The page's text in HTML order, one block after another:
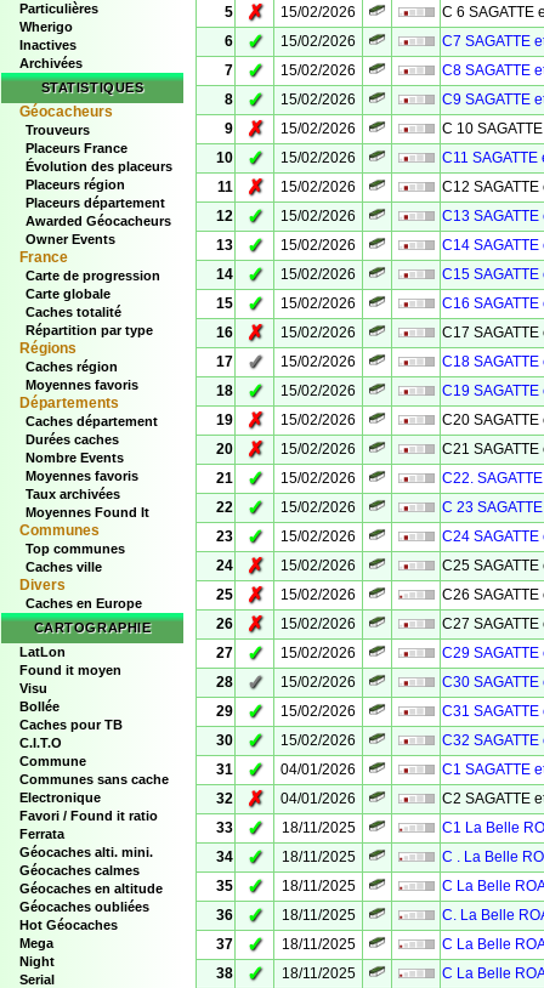
Particulières
Wherigo
Inactives
Archivées
STATISTIQUES
Géocacheurs
Trouveurs
Placeurs France
Évolution des placeurs
Placeurs région
Placeurs département
Awarded Géocacheurs
Owner Events
France
Carte de progression
Carte globale
Caches totalité
Répartition par type
Régions
Caches région
Moyennes favoris
Départements
Caches département
Durées caches
Nombre Events
Moyennes favoris
Taux archivées
Moyennes Found It
Communes
Top communes
Caches ville
Divers
Caches en Europe
CARTOGRAPHIE
LatLon
Found it moyen
Visu
Bollée
Caches pour TB
C.I.T.O
Commune
Communes sans cache
Electronique
Favori / Found it ratio
Ferrata
Géocaches alti. mini.
Géocaches calmes
Géocaches en altitude
Géocaches oubliées
Hot Géocaches
Mega
Night
Serial
5
✗ 15/02/2026
C 6 SAGATTE
6
✓ 15/02/2026
C7 SAGATTE
7
✓ 15/02/2026
C8 SAGATTE
8
✓ 15/02/2026
C9 SAGATTE
9
✗ 15/02/2026
C 10
10
✓ 15/02/2026
C11 SAGATTE
11
✗ 15/02/2026
C12 SAGATTE
12
✓ 15/02/2026
C13 SAGATTE
13
✓ 15/02/2026
C14 SAGATTE
14
✓ 15/02/2026
C15 SAGATTE
15
✓ 15/02/2026
C16 SAGATTE
16
✗ 15/02/2026
C17 SAGATTE
17
✓ 15/02/2026
C18 SAGATTE
18
✓ 15/02/2026
C19 SAGATTE
19
✗ 15/02/2026
C20 SAGATTE
20
✗ 15/02/2026
C21 SAGATTE
21
✓ 15/02/2026
C22.
22
✓ 15/02/2026
C 23
23
✓ 15/02/2026
C24 SAGATTE
24
✗ 15/02/2026
C25 SAGATTE
25
✗ 15/02/2026
C26 SAGATTE
26
✗ 15/02/2026
C27 SAGATTE
27
✓ 15/02/2026
C29 SAGATTE
28
✓ 15/02/2026
C30 SAGATTE
29
✓ 15/02/2026
C31 SAGATTE
30
✓ 15/02/2026
C32 SAGATTE
31
✓ 04/01/2026
C1 SAGATTE
32
✗ 04/01/2026
C2 SAGATTE
33
✓ 18/11/2025
C1 La Belle
34
✓ 18/11/2025
C . La Belle
35
✓ 18/11/2025
C La Belle
36
✓ 18/11/2025
C. La Belle
37
✓ 18/11/2025
C La Belle
38
✓ 18/11/2025
C La Belle